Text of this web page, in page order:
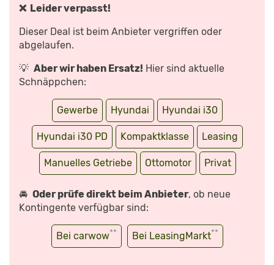
❌ Leider verpasst!
Dieser Deal ist beim Anbieter vergriffen oder
abgelaufen.
💡 Aber wir haben Ersatz! Hier sind aktuelle
Schnäppchen:
Gewerbe Hyundai Hyundai i30
Hyundai i30 PD Kompaktklasse Leasing
Manuelles Getriebe Ottomotor Privat
🚘 Oder prüfe direkt beim Anbieter, ob neue
Kontingente verfügbar sind:
Bei carwow** Bei LeasingMarkt**
MOWO“
VON
YOUTUBE
ANZEIGEN